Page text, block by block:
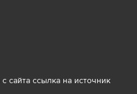
сайта ссылка на источник